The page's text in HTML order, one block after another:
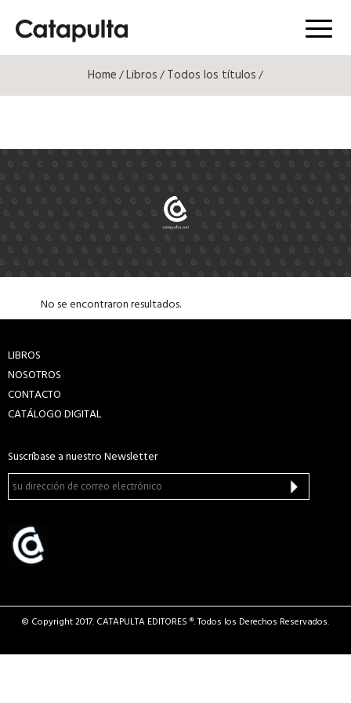
Menú
Home/Libros/Todos los títulos/
No se encontraron resultados.
LIBROS
NOSOTROS
CONTACTO
CATÁLOGO DIGITAL
Suscríbase a nuestro Newsletter
© Copyright 2017. CATAPULTA EDITORES ®. Todos los Derechos Reservados.